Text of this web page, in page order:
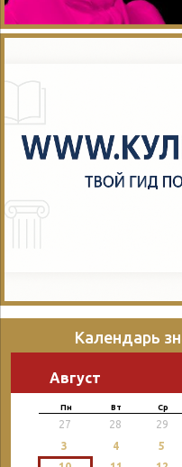
Календарь
Август
Пн Вт Ср
27 28 29
3 4 5